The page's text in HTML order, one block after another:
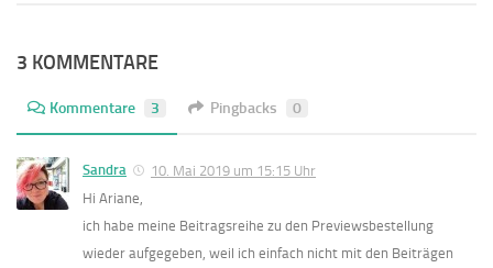
3 KOMMENTARE
Kommentare 3 Pingbacks 0
Sandra
10. Mai 2019 um 15:15 Uhr
Hi Ariane,
ich habe meine Beitragsreihe zu den Previewsbestellung
wieder aufgegeben, weil ich einfach nicht mit den Beiträgen